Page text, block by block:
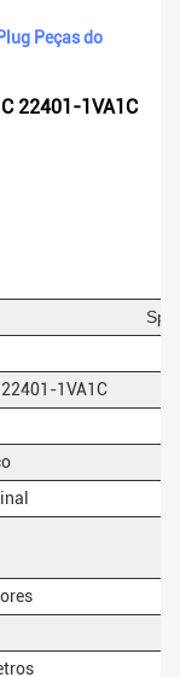
Peças do
22401-1VA1C
1VA1C